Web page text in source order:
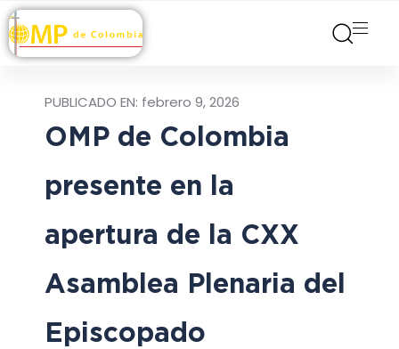
PUBLICADO EN: febrero 9, 2026
OMP de Colombia
presente en la
apertura de la CXX
Asamblea Plenaria del
Episcopado